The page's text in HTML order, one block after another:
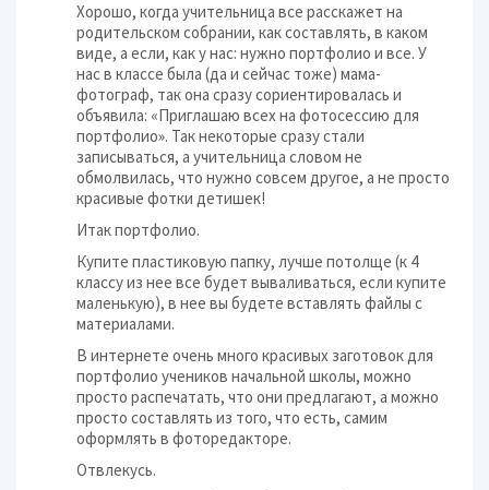
Хорошо, когда учительница все расскажет на
родительском собрании, как составлять, в каком
виде, а если, как у нас: нужно портфолио и все. У
нас в классе была (да и сейчас тоже) мама-
фотограф, так она сразу сориентировалась и
объявила: «Приглашаю всех на фотосессию для
портфолио». Так некоторые сразу стали
записываться, а учительница словом не
обмолвилась, что нужно совсем другое, а не просто
красивые фотки детишек!
Итак портфолио.
Купите пластиковую папку, лучше потолще (к 4
классу из нее все будет вываливаться, если купите
маленькую), в нее вы будете вставлять файлы с
материалами.
В интернете очень много красивых заготовок для
портфолио учеников начальной школы, можно
просто распечатать, что они предлагают, а можно
просто составлять из того, что есть, самим
оформлять в фоторедакторе.
Отвлекусь.